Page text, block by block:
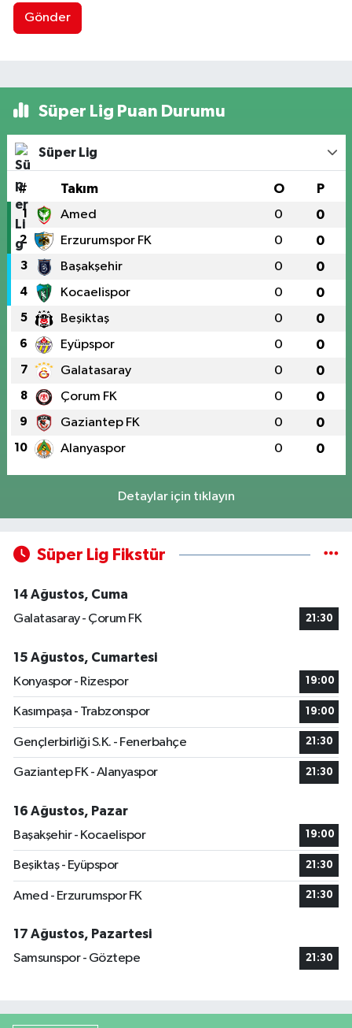
Gönder
Süper Lig Puan Durumu
Süper Lig
# Takım O P
1 Amed 0 0
2 Erzurumspor FK 0 0
3 Başakşehir 0 0
4 Kocaelispor 0 0
5 Beşiktaş 0 0
6 Eyüpspor 0 0
7 Galatasaray 0 0
8 Çorum FK 0 0
9 Gaziantep FK 0 0
10 Alanyaspor 0 0
Detaylar için tıklayın
Süper Lig Fikstür
14 Ağustos, Cuma
Galatasaray - Çorum FK
21:30
15 Ağustos, Cumartesi
Konyaspor - Rizespor
19:00
Kasımpaşa - Trabzonspor 19:00
Gençlerbirliği S.K. - Fenerbahçe 21:30
Gaziantep FK - Alanyaspor 21:30
16 Ağustos, Pazar
Başakşehir - Kocaelispor
19:00
Beşiktaş - Eyüpspor 21:30
Amed - Erzurumspor FK 21:30
17 Ağustos, Pazartesi
Samsunspor - Göztepe
21:30